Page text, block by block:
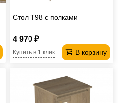
Стол T98 с полками
4 970 ₽
В корзину
Купить в 1 клик